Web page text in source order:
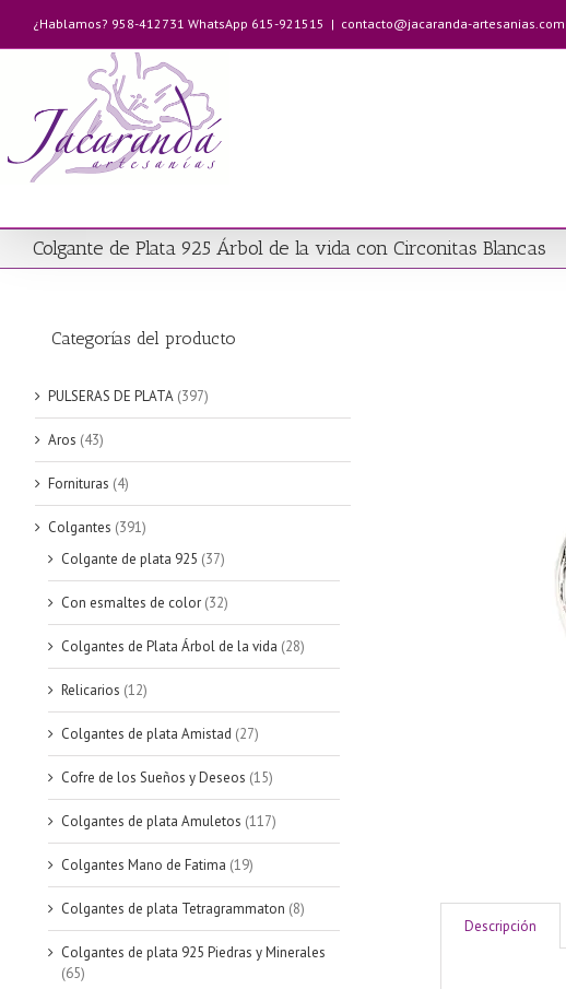
contenido
¿Hablamos? 958-412731 WhatsApp 615-921515 | contacto@jacaranda-artesanias.com
Colgante de Plata 925 Árbol de la vida con Circonitas Blancas
Descripción
Categorías del producto
PULSERAS DE PLATA (397)
Aros (43)
Fornituras (4)
Colgantes (391)
Colgante de plata 925 (37)
Con esmaltes de color (32)
Colgantes de Plata Árbol de la vida (28)
Relicarios (12)
Colgantes de plata Amistad (27)
Cofre de los Sueños y Deseos (15)
Colgantes de plata Amuletos (117)
Colgantes Mano de Fatima (19)
Colgantes de plata Tetragrammaton (8)
Colgantes de plata 925 Piedras y Minerales
(65)